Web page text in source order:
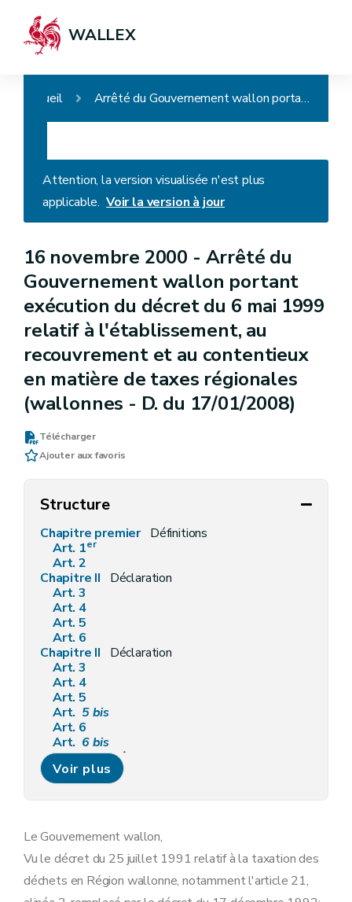
WALLEX
Accueil Arrêté du Gouvernement wallon portant exécution du décret du 6 mai 1999 relatif à l'établissement, au recouvrement et au contentieux en matière de taxes régionales (wallonnes - D. du 17/01/2008)
Attention, la version visualisée n'est plus
applicable. Voir la version à jour
16 novembre 2000 - Arrêté du
Gouvernement wallon portant
exécution du décret du 6 mai 1999
relatif à l'établissement, au
recouvrement et au contentieux
en matière de taxes régionales
(wallonnes - D. du 17/01/2008)
Télécharger
Ajouter aux favoris
Structure
Chapitre premier Définitions
Art. 1er
Art. 2
Chapitre II
Déclaration
Art. 3
Art. 4
Art. 5
Art. 6
Chapitre II
Déclaration
Art. 3
Art. 4
Art. 5
Art. 5bis
Art. 6
Art. 6bis
Chapitre III Rôles
Art. 7
Art. 8
Art. 8
Voies de recours
Art. 9
Chapitre IV Voies de recours
Voir plus
Le Gouvernement wallon,
Vu le décret du 25 juillet 1991 relatif à la taxation des
déchets en Région wallonne, notamment l'article 21,